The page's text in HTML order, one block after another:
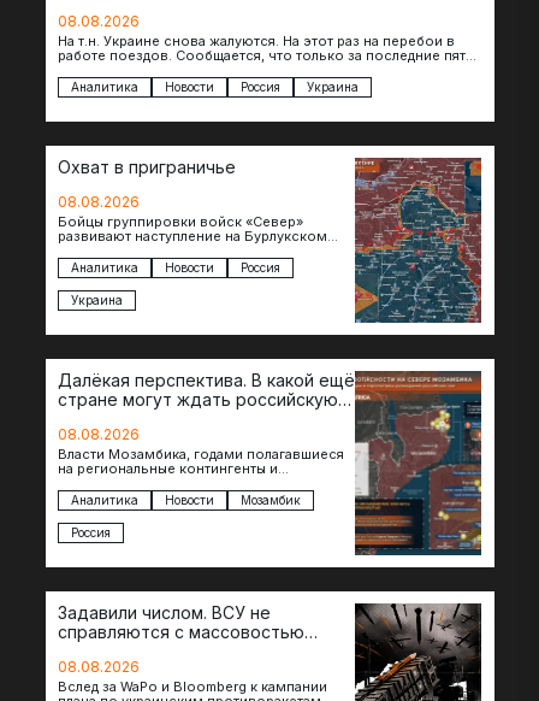
08.08.2026
На т.н. Украине снова жалуются. На этот раз на перебои в
работе поездов. Сообщается, что только за последние пять
Аналитика Новости Россия Украина
Охват в приграничье
08.08.2026
Бойцы группировки войск «Север»
развивают наступление на Бурлукском
теснят противника сразу на нескольких
участках, создавая угрозу охвата…
Аналитика Новости Россия
Украина
Далёкая перспектива. В какой ещё
стране могут ждать российскую
08.08.2026
Власти Мозамбика, годами полагавшиеся
на региональные контингенты и
обращаются к российской стороне за
консультациями в…
Аналитика Новости Мозамбик
Россия
Задавили числом. ВСУ не
справляются с массовостью
08.08.2026
Вслед за WaPo и Bloomberg к кампании